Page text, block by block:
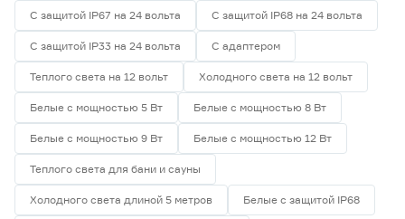
Navigator
0
Smartbuy
Китай 6
Гарантия
1 год
3 года
С защитой IP67 на 24 вольта С защитой IP68 на 24 вольта
С защитой IP33 на 24 вольта С адаптером
Теплого света на 12 вольт Холодного света на 12 вольт
Белые с мощностью 5 Вт Белые с мощностью 8 Вт
Белые с мощностью 9 Вт Белые с мощностью 12 Вт
Теплого света для бани и сауны
Холодного света длиной 5 метров Белые с защитой IP68